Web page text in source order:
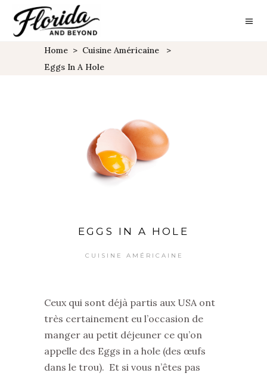
Home > Cuisine Américaine
>
Eggs In A Hole
EGGS IN A HOLE
CUISINE AMÉRICAINE
Ceux qui sont déjà partis aux USA ont
très certainement eu l’occasion de
manger au petit déjeuner ce qu’on
appelle des Eggs in a hole (des œufs
dans le trou). Et si vous n’êtes pas